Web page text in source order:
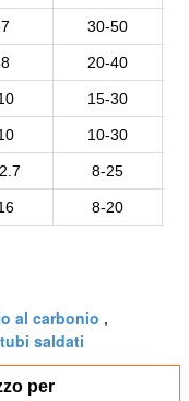
30-50
20-40
15-30
10-30
8-25
8-20
al carbonio ,
saldati
per